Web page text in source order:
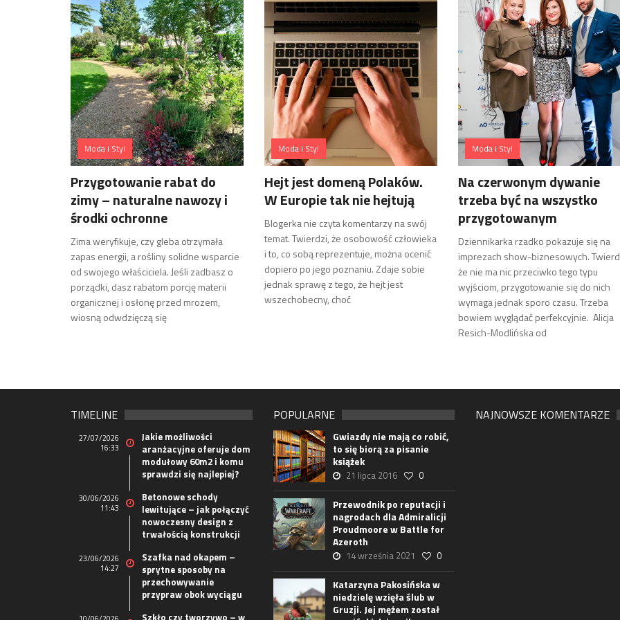
Moda i Styl
Przygotowanie rabat do
zimy – naturalne nawozy i
środki ochronne
Zima weryfikuje, czy gleba otrzymała
zapas energii, a rośliny solidne wsparcie
od swojego właściciela. Jeśli zadbasz o
porządki, dasz rabatom porcję materii
organicznej i osłonę przed mrozem,
wiosną odwdzięczą się
Moda i Styl
Hejt jest domeną Polaków.
W Europie tak nie hejtują
Blogerka nie czyta komentarzy na swój
temat. Twierdzi, że osobowość człowieka
i to, co sobą reprezentuje, można ocenić
dopiero po jego poznaniu. Zdaje sobie
jednak sprawę z tego, że hejt jest
wszechobecny, choć
Moda i Styl
Na czerwonym dywanie
trzeba być na wszystko
przygotowanym
Dziennikarka rzadko pokazuje się na
imprezach show-biznesowych.
że nie ma nic przeciwko tego typu
wyjściom, przygotowanie się do nich
wymaga jednak sporo czasu. Trzeba
bowiem wyglądać perfekcyjnie. Alicja
Resich-Modlińska od
TIMELINE
27/07/2026
16:33
Jakie możliwości
aranżacyjne oferuje dom
modułowy 60m2 i komu
sprawdzi się najlepiej?
30/06/2026
11:43
Betonowe schody
lewitujące – jak połączyć
nowoczesny design z
trwałością konstrukcji
23/06/2026
14:27
Szafka nad okapem –
sprytne sposoby na
przechowywanie
przypraw obok wyciągu
Szkło czy tworzywo – w
POPULARNE
Gwiazdy nie mają co robić,
to się biorą za pisanie
książek
21 lipca 2016 0
Przewodnik po reputacji i
nagrodach dla Admiralicji
Proudmoore w Battle for
Azeroth
14 września 2021 0
Katarzyna Pakosińska w
niedzielę wzięła ślub w
Gruzji. Jej mężem został
NAJNOWSZE KOMENTARZE